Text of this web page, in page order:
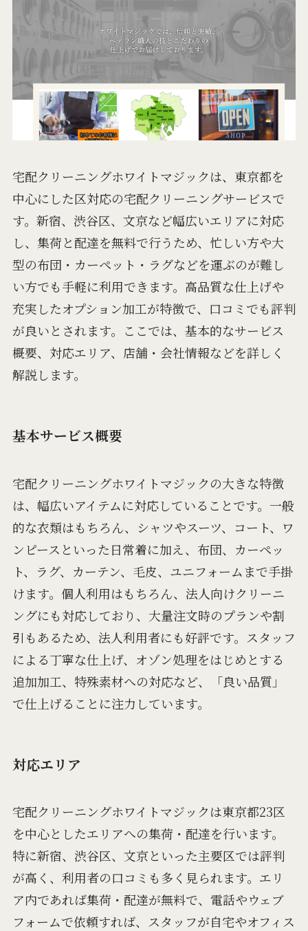
宅配クリーニングホワイトマジックは、東京都を
中心にした区対応の宅配クリーニングサービスで
す。新宿、渋谷区、文京など幅広いエリアに対応
し、集荷と配達を無料で行うため、忙しい方や大
型の布団・カーペット・ラグなどを運ぶのが難し
い方でも手軽に利用できます。高品質な仕上げや
充実したオプション加工が特徴で、口コミでも評判
が良いとされます。ここでは、基本的なサービス
概要、対応エリア、店舗・会社情報などを詳しく
解説します。
基本サービス概要
宅配クリーニングホワイトマジックの大きな特徴
は、幅広いアイテムに対応していることです。一般
的な衣類はもちろん、シャツやスーツ、コート、ワ
ンピースといった日常着に加え、布団、カーペッ
ト、ラグ、カーテン、毛皮、ユニフォームまで手掛
けます。個人利用はもちろん、法人向けクリーニ
ングにも対応しており、大量注文時のプランや割
引もあるため、法人利用者にも好評です。スタッフ
による丁寧な仕上げ、オゾン処理をはじめとする
追加加工、特殊素材への対応など、「良い品質」
で仕上げることに注力しています。
対応エリア
宅配クリーニングホワイトマジックは東京都23区
を中心としたエリアへの集荷・配達を行います。
特に新宿、渋谷区、文京といった主要区では評判
が高く、利用者の口コミも多く見られます。エリ
ア内であれば集荷・配達が無料で、電話やウェブ
フォームで依頼すれば、スタッフが自宅やオフィス